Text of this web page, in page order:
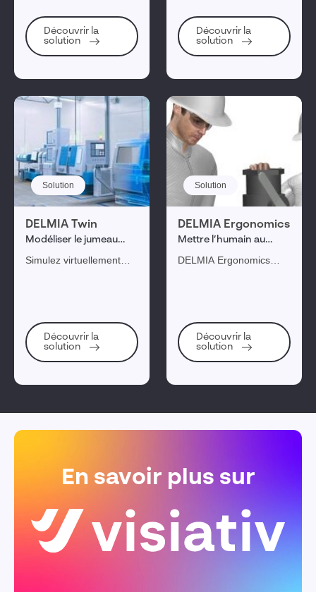
Découvrir la
solution
Découvrir la
solution
Solution
DELMIA Twin
Modéliser le jumeau
Simulez virtuellement
numérique du site.
Découvrir la
solution
Solution
DELMIA Ergonomics
Mettre l’humain au
DELMIA Ergonomics
ergonomiques, tout en
assurant la sécurité des
opérateurs dans les
Découvrir la
solution
En savoir plus sur